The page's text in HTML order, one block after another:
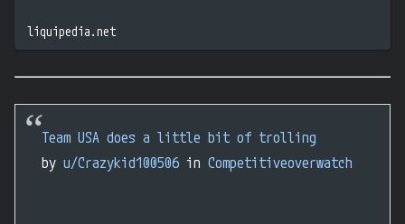
liquipedia.net
Team USA does a little bit of trolling
by u/Crazykid100506in Competitiveoverwatch